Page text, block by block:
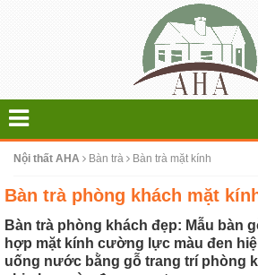
Nội thất AHA Bàn trà Bàn trà mặt kính
Bàn trà phòng khách mặt
Bàn trà phòng khách đẹp: Mẫu bàn
hợp mặt kính cường lực màu đen
uống nước bằng gỗ trang trí phòng